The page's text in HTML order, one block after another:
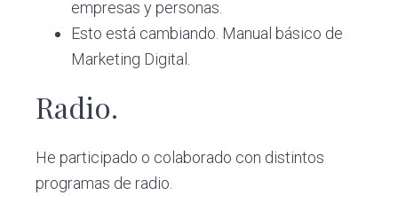
empresas y personas.
Esto está cambiando. Manual básico de
Marketing Digital.
Radio.
He participado o colaborado con distintos
programas de radio.